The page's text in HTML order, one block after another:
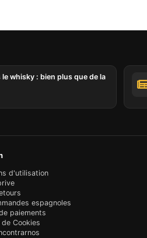
whisky : bien plus que de la
d'utilisation
espagnoles
paiements
Cookies